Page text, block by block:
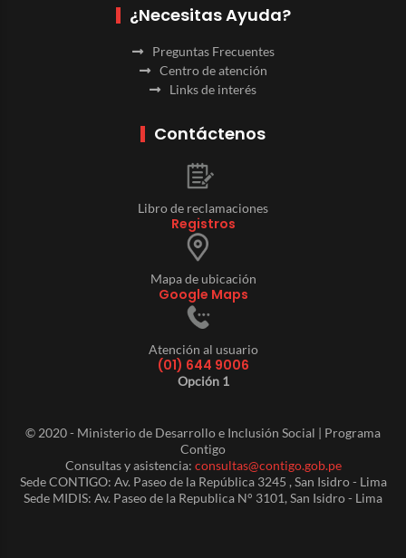
¿Necesitas Ayuda?
Preguntas Frecuentes
Centro de atención
Links de interés
Contáctenos
Libro de reclamaciones
Registros
Mapa de ubicación
Google Maps
Atención al usuario
(01) 644 9006
Opción 1
© 2020 - Ministerio de Desarrollo e Inclusión Social | Programa
Contigo
Consultas y asistencia: consultas@contigo.gob.pe
Sede CONTIGO: Av. Paseo de la República 3245 , San Isidro - Lima
Sede MIDIS: Av. Paseo de la Republica N° 3101, San Isidro - Lima